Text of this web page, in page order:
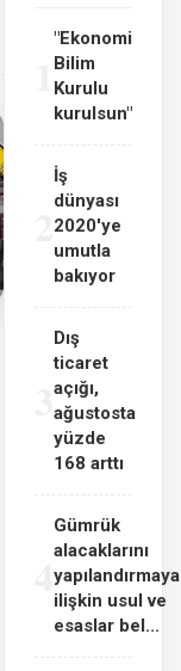
"Ekonomi
Bilim
Kurulu
kurulsun"
İş
dünyası
2020'ye
umutla
bakıyor
3
Dış
ticaret
açığı,
ağustosta
yüzde
168 arttı
4
Gümrük
alacaklarını
yapılandırmaya
ilişkin usul ve
esaslar bel...